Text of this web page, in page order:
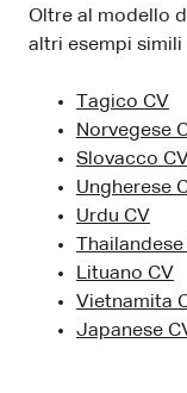
Oltre al modello
altri esempi
Tagico CV
Norvegese
Slovacco
Ungherese
Urdu CV
Thailandese
Lituano CV
Vietnamita
Japanese